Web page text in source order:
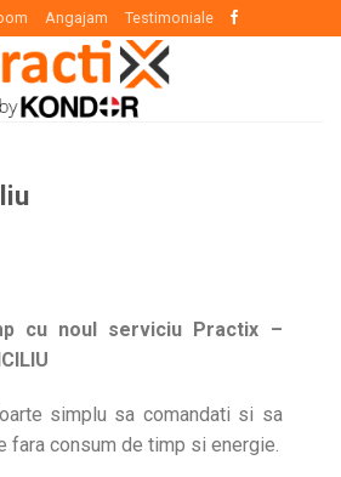
Angajam Testimoniale
cu noul serviciu Practix –
simplu sa comandati si sa
fara consum de timp si energie.